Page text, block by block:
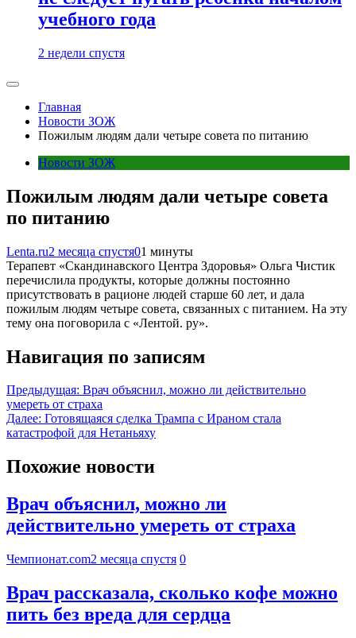
учебного года
2 недели спустя
Главная
Новости ЗОЖ
Пожилым людям дали четыре совета по питанию
Новости ЗОЖ
Пожилым людям дали четыре совета
по питанию
Lenta.ru2 месяца спустя01 минуты
Терапевт «Скандинавского Центра Здоровья» Ольга Чистик
перечислила продукты, которые должны постоянно
присутствовать в рационе людей старше 60 лет, и дала
пожилым людям четыре совета, связанных с питанием. На эту
тему она поговорила с «Лентой. ру».
Навигация по записям
Предыдущая: Врач объяснил, можно ли действительно
умереть от страха
Далее: Готовящаяся сделка Трампа с Ираном стала
катастрофой для Нетаньяху
Похожие новости
Врач объяснил, можно ли
действительно умереть от страха
Чемпионат.com2 месяца спустя 0
Врач рассказала, сколько кофе можно
пить без вреда для сердца